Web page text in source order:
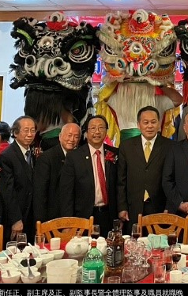
任正、副主席及正、副監事長暨全體理監事及職員就職晚